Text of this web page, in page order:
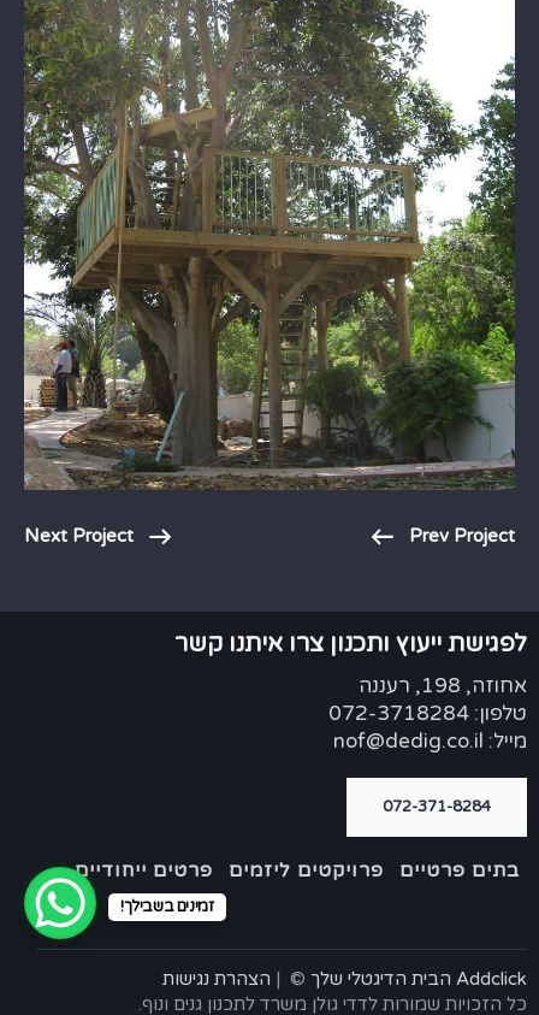
Prev Project
Next Project
לפגישת ייעוץ ותכנון צרו איתנו קשר
אחוזה, 198, רעננה
טלפון: 072-3718284
מייל: nof@dedig.co.il
072-371-8284
פרטים ייחודיים פרויקטים ליזמים בתים פרטיים
Addclick הבית הדיגטלי שלך © | הצהרת נגישות
כל הזכויות שמורות לדדי גולן משרד לתכנון גנים ונוף.
זמינים בשבילך!